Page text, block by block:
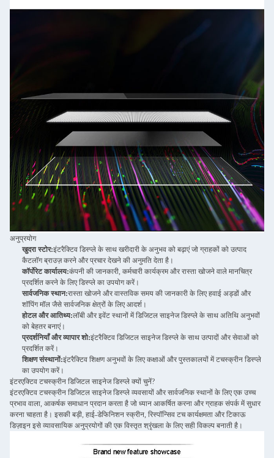
अनुप्रयोग
खुदरा स्टोर:इंटरैक्टिव डिस्प्ले के साथ खरीदारी के अनुभव को बढ़ाएं जो ग्राहकों को उत्पाद
कैटलॉग ब्राउज़ करने और प्रचार देखने की अनुमति देता है।
कॉर्पोरेट कार्यालय:कंपनी की जानकारी, कर्मचारी कार्यक्रम और रास्ता खोजने वाले मानचित्र
प्रदर्शित करने के लिए डिस्प्ले का उपयोग करें।
सार्वजनिक स्थान:रास्ता खोजने और वास्तविक समय की जानकारी के लिए हवाई अड्डों और
शॉपिंग मॉल जैसे सार्वजनिक क्षेत्रों के लिए आदर्श।
होटल और आतिथ्य:लॉबी और इवेंट स्थानों में डिजिटल साइनेज डिस्प्ले के साथ अतिथि अनुभवों
को बेहतर बनाएं।
प्रदर्शनियाँ और व्यापार शो:इंटरैक्टिव डिजिटल साइनेज डिस्प्ले के साथ उत्पादों और सेवाओं को
प्रदर्शित करें।
शिक्षण संस्थानों:इंटरैक्टिव शिक्षण अनुभवों के लिए कक्षाओं और पुस्तकालयों में टचस्क्रीन डिस्प्ले
का उपयोग करें।
इंटरएक्टिव टचस्क्रीन डिजिटल साइनेज डिस्प्ले क्यों चुनें?
इंटरएक्टिव टचस्क्रीन डिजिटल साइनेज डिस्प्ले व्यवसायों और सार्वजनिक स्थानों के लिए एक उच्च
प्रभाव वाला, आकर्षक समाधान प्रदान करता है जो ध्यान आकर्षित करना और ग्राहक संपर्क में सुधार
करना चाहता है। इसकी बड़ी, हाई-डेफिनिशन स्क्रीन, रिस्पॉन्सिव टच कार्यक्षमता और टिकाऊ
डिज़ाइन इसे व्यावसायिक अनुप्रयोगों की एक विस्तृत श्रृंखला के लिए सही विकल्प बनाती है।